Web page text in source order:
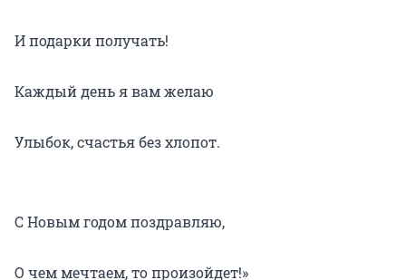
И подарки получать!
Каждый день я вам желаю
Улыбок, счастья без хлопот.
С Новым годом поздравляю,
О чем мечтаем, то произойдет!»